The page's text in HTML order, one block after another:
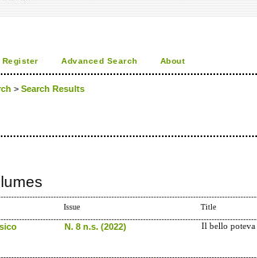
Register Advanced Search About
>Search Results
Issue Title
N. 8 n.s. (2022) Il bello poteva